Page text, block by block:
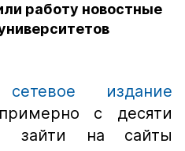
работу новостные
издание
с десяти
зайти на сайты